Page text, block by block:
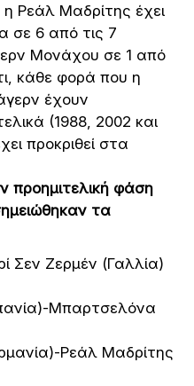
η Ρεάλ Μαδρίτης έχει
σε 6 από τις 7
Μονάχου σε 1 από
κάθε φορά που η
έχουν
(1988, 2002 και
προκριθεί στα
προημιτελική φάση
τα
Σεν Ζερμέν (Γαλλία)
Μπαρτσελόνα
Ρεάλ Μαδρίτης